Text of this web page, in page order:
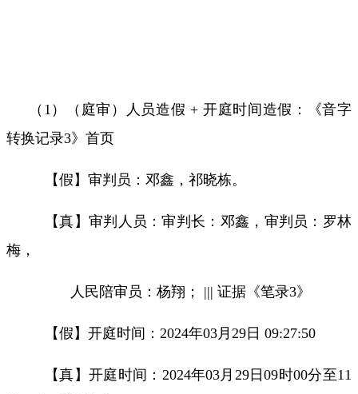
（ 1 ）（庭审）人员造假 + 开庭时间造假：
《音字
转换记录3》首页
【假】审判员： 邓鑫，祁晓栋。
【真】审判人员：审判长：邓鑫，审判员：罗林
梅，
人民陪审员：杨翔； ||| 证据《笔录3》
【假】开庭时间 ： 2024年03 月 29日 09:27:50
【真】开庭时间： 2024年03 月 29日09时00分至11